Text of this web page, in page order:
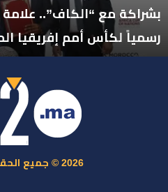
رسمياً لكأس أمم إفريقيا
2026 © جميع الحقوق محفوظة